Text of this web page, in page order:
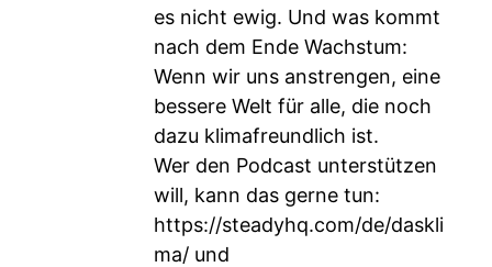
es nicht ewig. Und was kommt
nach dem Ende Wachstum:
Wenn wir uns anstrengen, eine
bessere Welt für alle, die noch
dazu klimafreundlich ist.
Wer den Podcast unterstützen
will, kann das gerne tun:
https://steadyhq.com/de/daskli
ma/ und